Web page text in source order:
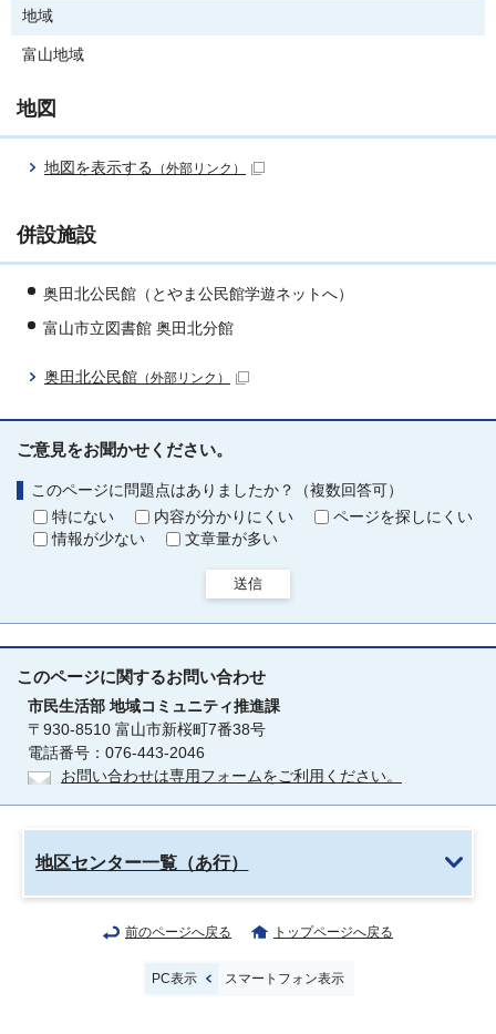
地域
富山地域
地図
地図を表示する （外部リンク）
併設施設
奥田北公民館（とやま公民館学遊ネットへ）
富山市立図書館 奥田北分館
奥田北公民館 （外部リンク）
ご意見をお聞かせください。
このページに問題点はありましたか？（複数回答可）
特にない
内容が分かりにくい
ページを探しにくい
情報が少ない
文章量が多い
送信
このページに関するお問い合わせ
市民生活部 地域コミュニティ推進課
〒930-8510 富山市新桜町7番38号
電話番号：076-443-2046
お問い合わせは専用フォームをご利用ください。
地区センター一覧（あ行）
前のページへ戻る トップページへ戻る
PC表示 スマートフォン表示